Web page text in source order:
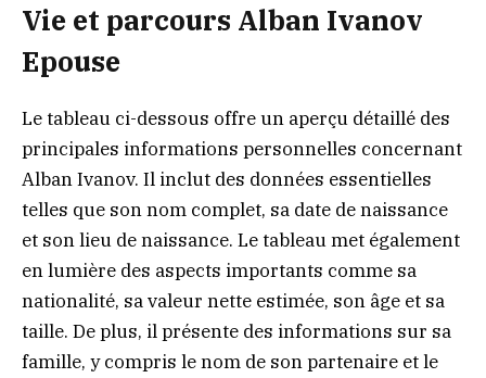
Vie et parcours Alban Ivanov
Epouse
Le tableau ci-dessous offre un aperçu détaillé des
principales informations personnelles concernant
Alban Ivanov. Il inclut des données essentielles
telles que son nom complet, sa date de naissance
et son lieu de naissance. Le tableau met également
en lumière des aspects importants comme sa
nationalité, sa valeur nette estimée, son âge et sa
taille. De plus, il présente des informations sur sa
famille, y compris le nom de son partenaire et le